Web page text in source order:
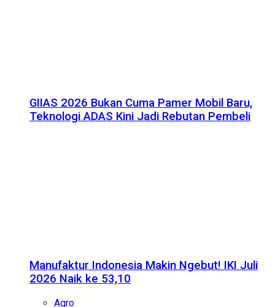
GIIAS 2026 Bukan Cuma Pamer Mobil Baru,
Teknologi ADAS Kini Jadi Rebutan Pembeli
Manufaktur Indonesia Makin Ngebut! IKI Juli
2026 Naik ke 53,10
Agro